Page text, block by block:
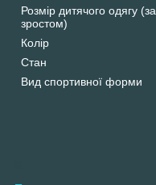
Розмір дитячого одягу (за
зростом)
Колір
Стан
Вид спортивної форми